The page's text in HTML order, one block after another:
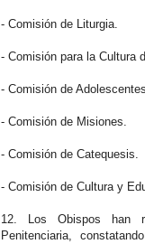
- Comisión de Liturgia.
- Comisión para la Cultura
- Comisión de
- Comisión de Misiones.
- Comisión de Catequesis.
- Comisión de Cultura y
12. Los Obispos han
Penitenciaria,